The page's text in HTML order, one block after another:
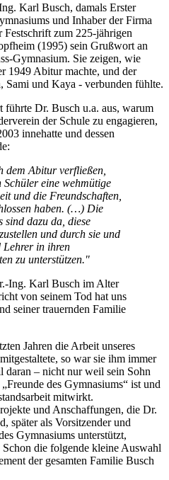
Karl Busch, damals Erster
und Inhaber der Firma
zum 225-jährigen
(1995) sein Grußwort an
Gymnasium. Sie zeigen, wie
1949 Abitur machte, und der
Sami und Kaya - verbunden fühlte.
Dr. Busch u.a. aus, warum
der Schule zu engagieren,
innehatte und dessen
dem Abitur verfließen,
eine wehmütige
und die Freundschaften,
haben. (…) Die
sind dazu da, diese
und durch sie und
Lehrer in ihren
zu unterstützen."
Ing. Karl Busch im Alter
von seinem Tod hat uns
seiner trauernden Familie
Jahren die Arbeit unseres
so war sie ihm immer
– nicht nur weil sein Sohn
des Gymnasiums“ ist und
mitwirkt.
und Anschaffungen, die Dr.
später als Vorsitzender und
Gymnasiums unterstützt,
die folgende kleine Auswahl
der gesamten Familie Busch